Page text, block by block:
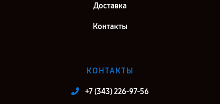
Доставка
Контакты
КОНТАКТЫ
+7 (343) 226-97-56